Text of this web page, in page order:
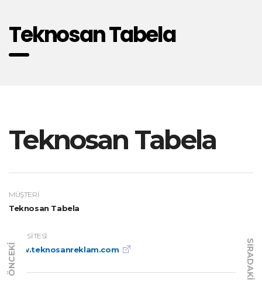
Teknosan Tabela
Teknosan Tabela
MÜŞTERI
Teknosan Tabela
WEB SITESI
www.teknosanreklam.com
ÖNCEKI SIRADAKI